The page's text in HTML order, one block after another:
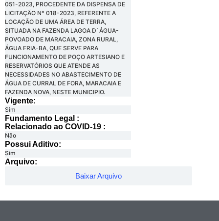
051-2023, PROCEDENTE DA DISPENSA DE
LICITAÇÃO Nº 018-2023, REFERENTE A
LOCAÇÃO DE UMA ÁREA DE TERRA,
SITUADA NA FAZENDA LAGOA D`ÁGUA-
POVOADO DE MARACAIA, ZONA RURAL,
ÁGUA FRIA-BA, QUE SERVE PARA
FUNCIONAMENTO DE POÇO ARTESIANO E
RESERVATÓRIOS QUE ATENDE AS
NECESSIDADES NO ABASTECIMENTO DE
ÁGUA DE CURRAL DE FORA, MARACAIA E
FAZENDA NOVA, NESTE MUNICIPIO.
Vigente:
Sim
Fundamento Legal :​
Relacionado ao COVID-19 :​
Não
Possui Aditivo:​
Sim
Arquivo:
Baixar Arquivo